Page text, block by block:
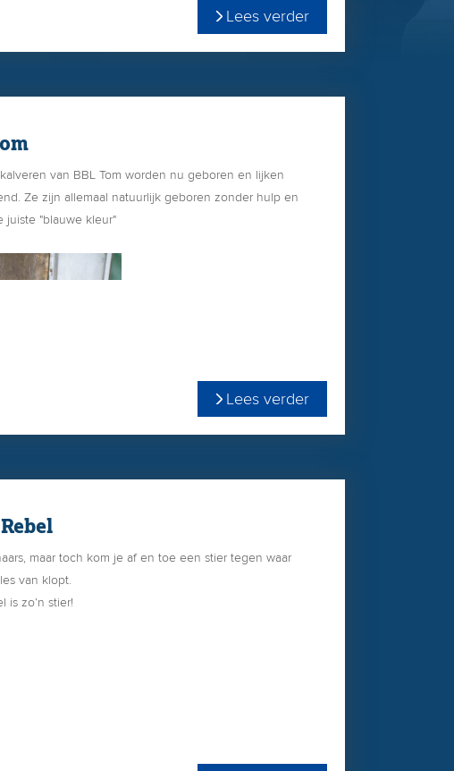
Lees verder
van BBL Tom worden nu geboren en lijken
Ze zijn allemaal natuurlijk geboren zonder hulp en
juiste "blauwe kleur"
Lees verder
maar toch kom je af en toe een stier tegen waar
van klopt.
is zo’n stier!